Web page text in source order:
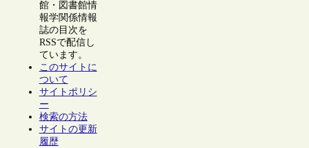
館・図書館情
報学関係情報
誌の目次を
RSSで配信し
ています。
このサイトに
ついて
サイトポリシ
ー
検索の方法
サイトの更新
履歴